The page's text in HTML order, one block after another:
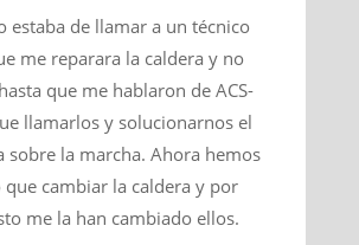
estaba de llamar a un técnico
me reparara la caldera y no
que me hablaron de ACS-
llamarlos y solucionarnos el
sobre la marcha. Ahora hemos
cambiar la caldera y por
me la han cambiado ellos.